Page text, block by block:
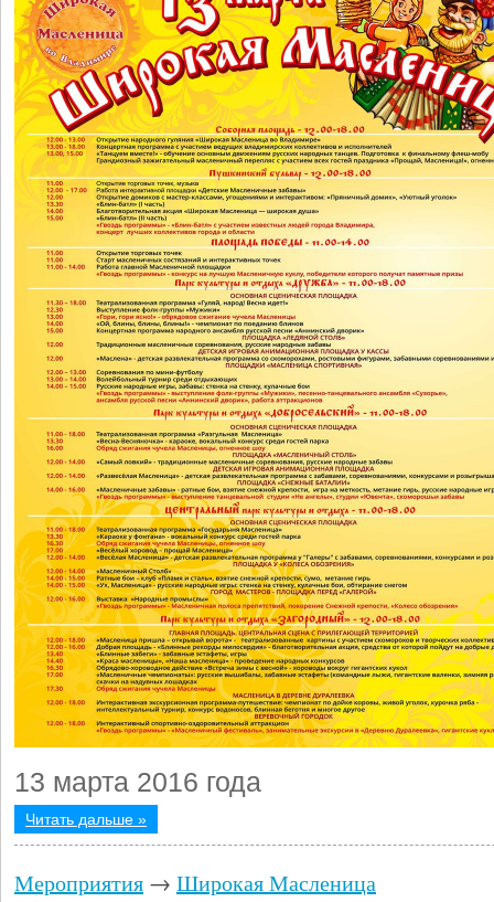
13 марта 2016 года
Читать дальше »
Мероприятия → Широкая Масленица